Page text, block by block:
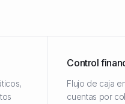
Control
Flujo de caja
cuentas por